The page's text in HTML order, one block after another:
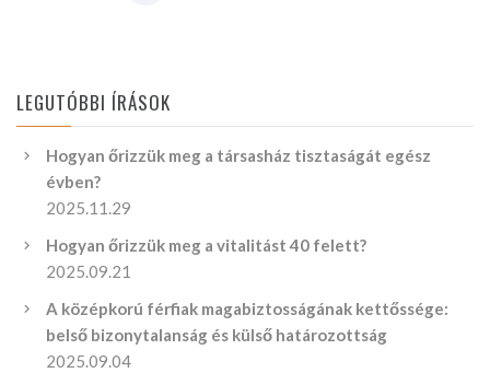
LEGUTÓBBI ÍRÁSOK
Hogyan őrizzük meg a társasház tisztaságát egész
évben?
2025.11.29
Hogyan őrizzük meg a vitalitást 40 felett?
2025.09.21
A középkorú férfiak magabiztosságának kettőssége:
belső bizonytalanság és külső határozottság
2025.09.04